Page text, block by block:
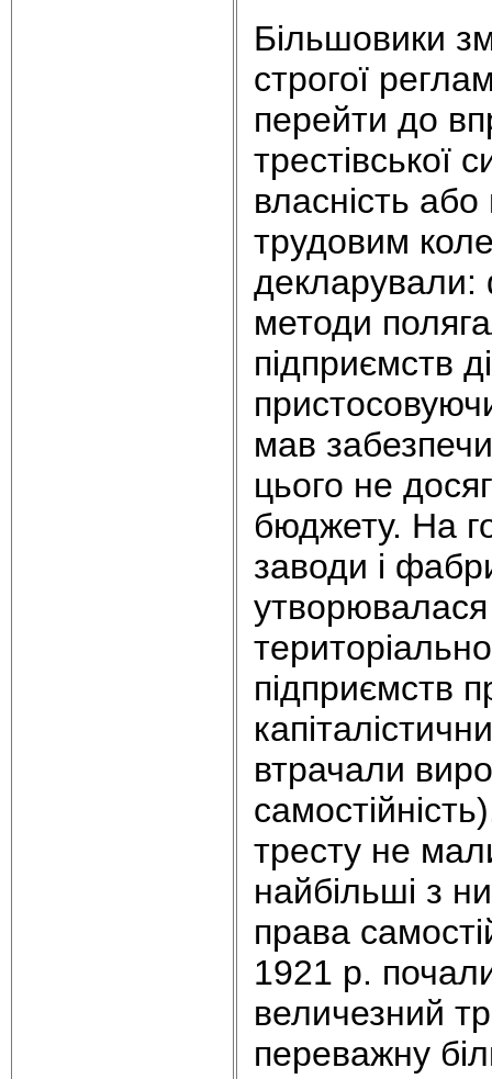
Більшовики
строгої
перейти до
трестівської
власність
трудовим
декларували:
методи
підприємств
мав
цього не
бюджету. На
заводи і
підприємств
втрачали
тресту не
найбільші з
права
1921 р.
величезний
переважну